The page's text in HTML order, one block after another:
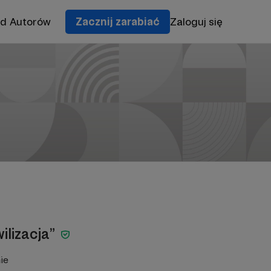
Autorów Zacznij zarabiać Zaloguj się